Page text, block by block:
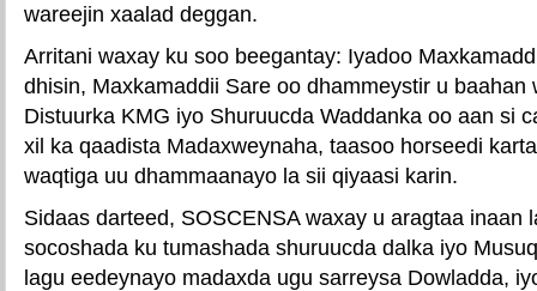
wareejin xaalad deggan.
Arritani waxay ku soo beegantay: Iyadoo
dhisin, Maxkamaddii Sare oo dhammeystir u baahan
Distuurka KMG iyo Shuruucda Waddanka oo aan si
xil ka qaadista Madaxweynaha, taasoo horseedi
waqtiga uu dhammaanayo la sii qiyaasi karin.
Sidaas darteed, SOSCENSA waxay u aragtaa inaan
socoshada ku tumashada shuruucda dalka iyo
lagu eedeynayo madaxda ugu sarreysa Dowladda,